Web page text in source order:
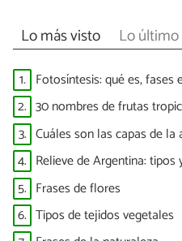
Lo más visto Lo último
1. Fotosíntesis: qué es, fases
2. 30 nombres de frutas
3. Cuáles son las capas de
4. Relieve de Argentina: tipos
5. Frases de flores
6. Tipos de tejidos vegetales